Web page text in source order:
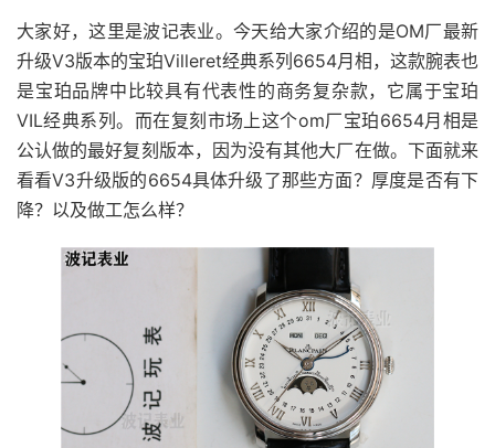
大家好，这里是波记表业。今天给大家介绍的是OM厂最新
升级V3版本的宝珀Villeret经典系列6654月相，这款腕表也
是宝珀品牌中比较具有代表性的商务复杂款，它属于宝珀
VIL经典系列。而在复刻市场上这个om厂宝珀6654月相是
公认做的最好复刻版本，因为没有其他大厂在做。下面就来
看看V3升级版的6654具体升级了那些方面？厚度是否有下
降？以及做工怎么样？